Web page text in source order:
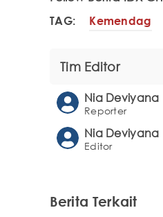
TAG: Kemendag
Tim Editor
Nia Deviyana
Reporter
Nia Deviyana
Editor
Berita Terkait